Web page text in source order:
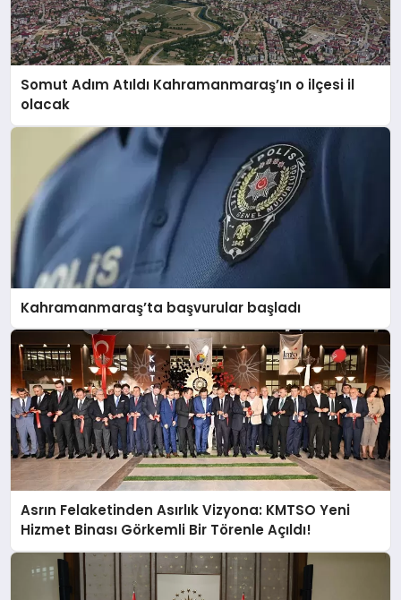
Somut Adım Atıldı Kahramanmaraş’ın o ilçesi il
olacak
Kahramanmaraş’ta başvurular başladı
Asrın Felaketinden Asırlık Vizyona: KMTSO Yeni
Hizmet Binası Görkemli Bir Törenle Açıldı!